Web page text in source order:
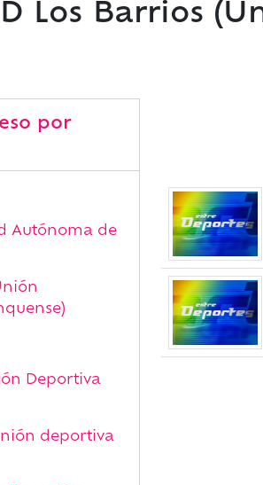
Los Barrios
por
Autónoma de
Deportiva
deportiva